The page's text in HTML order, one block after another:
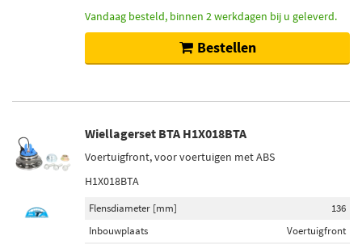
Vandaag besteld, binnen 2 werkdagen bij u geleverd.
Bestellen
Wiellagerset BTA H1X018BTA
Voertuigfront, voor voertuigen met ABS
H1X018BTA
Flensdiameter [mm]
136
Inbouwplaats
Voertuigfront